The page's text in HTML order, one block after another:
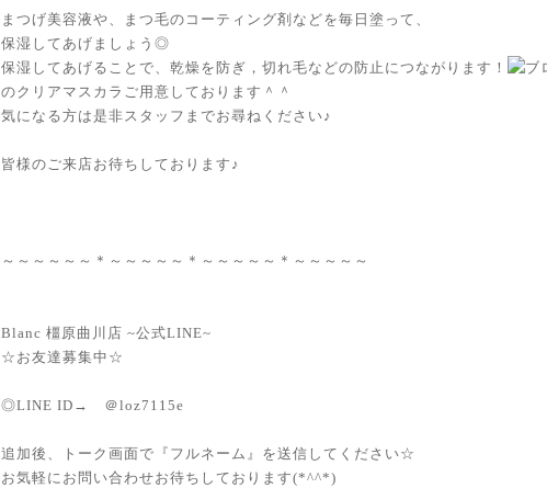
まつげ美容液や、まつ毛のコーティング剤などを毎日塗って、
保湿してあげましょう◎
保湿してあげることで、乾燥を防ぎ，切れ毛などの防止につながります！
のクリアマスカラご用意しております＾＾
気になる方は是非スタッフまでお尋ねください♪
皆様のご来店お待ちしております♪
～～～～～～＊～～～～～＊～～～～～＊～～～～～
Blanc 橿原曲川店 ~公式LINE~
☆お友達募集中☆
◎LINE ID→ ＠loz7115e
追加後、トーク画面で『フルネーム』を送信してください☆
お気軽にお問い合わせお待ちしております(*^^*)